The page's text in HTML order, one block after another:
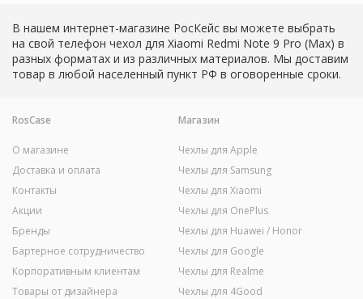
В нашем интернет-магазине РосКейс вы можете выбрать
на свой телефон чехол для Xiaomi Redmi Note 9 Pro (Max) в
разных форматах и из различных материалов. Мы доставим
товар в любой населенный пункт РФ в оговоренные сроки.
RosCase
О магазине
Доставка и оплата
Контакты
Акции
Бренды
Бартерное сотрудничество
Корпоративным клиентам
Товары от дизайнера
Магазин
Чехлы для Apple
Чехлы для Samsung
Чехлы для Xiaomi
Чехлы для OnePlus
Чехлы для Huawei / Honor
Чехлы для Google
Чехлы для Realme
Чехлы для 4Good